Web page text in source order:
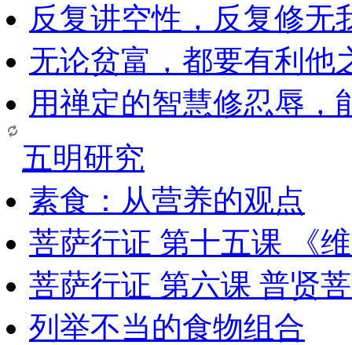
反复讲空性，反复修无
无论贫富，都要有利他
用禅定的智慧修忍辱，
五明研究
素食：从营养的观点
菩萨行证 第十五课 《
菩萨行证 第六课 普贤
列举不当的食物组合